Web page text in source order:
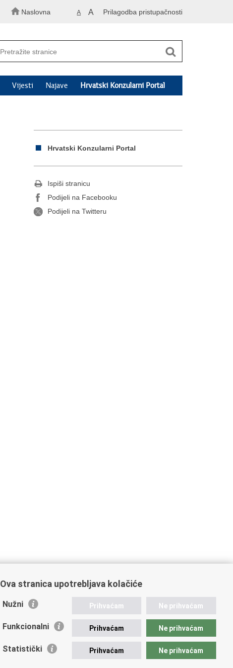
Naslovna A A Prilagodba pristupačnosti
Vijesti Najave Hrvatski Konzularni Portal
Hrvatski Konzularni Portal
Ispiši stranicu
Podijeli na Facebooku
Podijeli na Twitteru
Ova stranica upotrebljava kolačiće
Nužni Prihvaćam Ne prihvaćam
Funkcionalni Prihvaćam Ne prihvaćam
Statistički Prihvaćam Ne prihvaćam